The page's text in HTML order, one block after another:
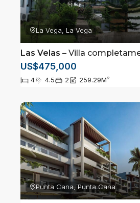
La Vega, La Vega
Las Velas – Villa completamente amueblada a solo
US$475,000
4 4.5 2 259.29M²
Punta Cana, Punta Cana